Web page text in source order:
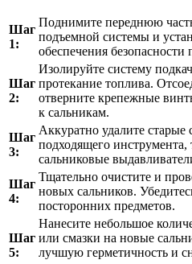
Шаг
1:
Поднимите переднюю
подъемной системы и
обеспечения безопасности
Шаг
2:
Изолируйте систему
протекание топлива.
отверните крепежные
к сальникам.
Шаг
3:
Аккуратно удалите
подходящего инструмента,
сальниковые
Шаг
4:
Тщательно очистите и
новых сальников.
посторонних предметов.
Шаг
5:
Нанесите небольшое
или смазки на новые
лучшую герметичность и